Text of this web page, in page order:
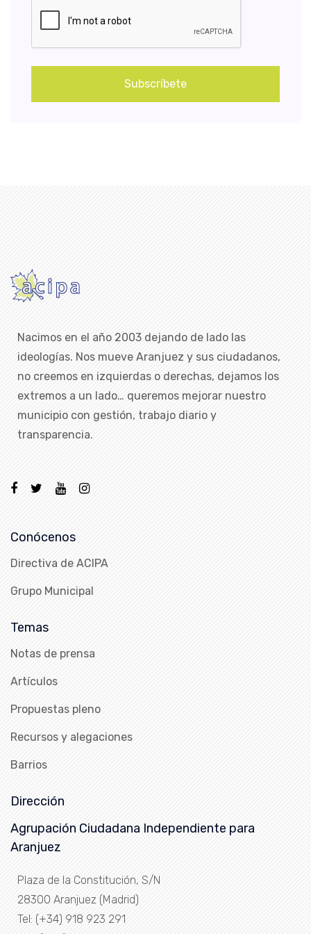
Subscríbete
Nacimos en el año 2003 dejando de lado las
ideologías. Nos mueve Aranjuez y sus ciudadanos,
no creemos en izquierdas o derechas, dejamos los
extremos a un lado… queremos mejorar nuestro
municipio con gestión, trabajo diario y
transparencia.
Conócenos
Directiva de ACIPA
Grupo Municipal
Temas
Notas de prensa
Artículos
Propuestas pleno
Recursos y alegaciones
Barrios
Dirección
Agrupación Ciudadana Independiente para
Aranjuez
Plaza de la Constitución, S/N
28300 Aranjuez (Madrid)
Tel: (+34) 918 923 291